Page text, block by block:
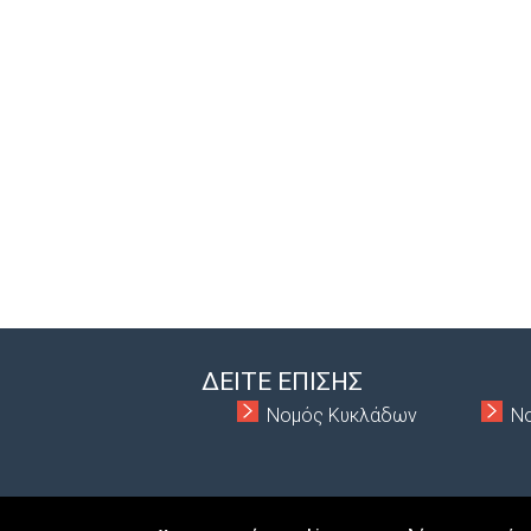
ΔΕΙΤΕ ΕΠΙΣΗΣ
Νομός Κυκλάδων
Copyright © 2026 MacInformationGroup ltd.